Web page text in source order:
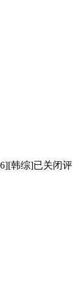
韩综]已关闭评